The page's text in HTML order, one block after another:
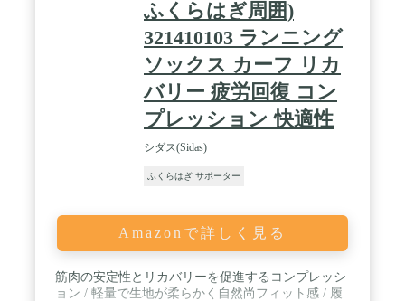
最適です！ / 【M～XLサイズまで用意 ● 60日間保証
付き】ふくらはぎ サポーターは男女左右兼用で、
M、L、XLの3サイズとなります。ご購入後60日間
のメーカーオリジナル保証付きで、初期不良、サイ
ズが合わないや商品に破れ等でご利用できなくなっ
た場合は、交換・返金等の対応が可能です。どうぞ
お気軽にお問い合わせ下さい。
ふくらはぎ周囲)
321410103 ランニング
ソックス カーフ リカ
バリー 疲労回復 コン
プレッション 快適性
シダス(Sidas)
ふくらはぎ サポーター
Amazonで詳しく見る
筋肉の安定性とリカバリーを促進するコンプレッシ
ョン / 軽量で生地が柔らかく自然尚フィット感 / 履